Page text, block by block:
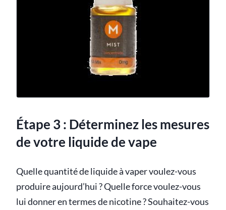
Étape 3 : Déterminez les mesures
de votre liquide de vape
Quelle quantité de liquide à vaper voulez-vous
produire aujourd’hui ? Quelle force voulez-vous
lui donner en termes de nicotine ? Souhaitez-vous